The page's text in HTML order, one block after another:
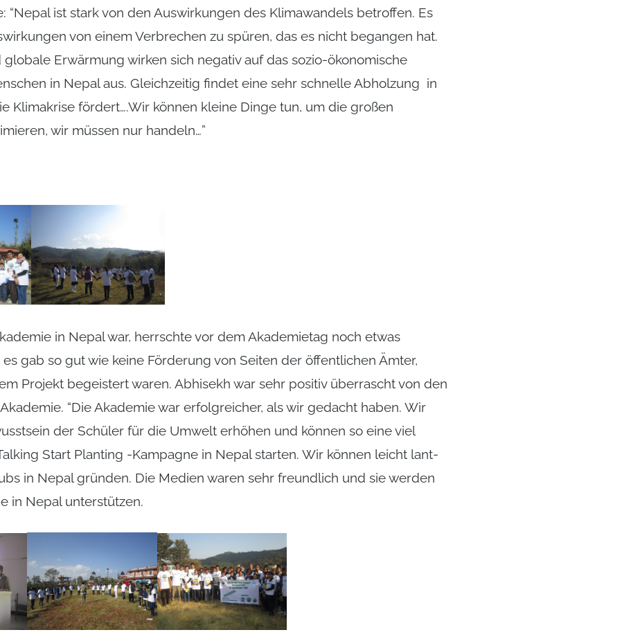
“Nepal ist stark von den Auswirkungen des Klimawandels betroffen. Es
von einem Verbrechen zu spüren, das es nicht begangen hat.
Erwärmung wirken sich negativ auf das sozio-ökonomische
in Nepal aus. Gleichzeitig findet eine sehr schnelle Abholzung in
Klimakrise fördert….Wir können kleine Dinge tun, um die großen
wir müssen nur handeln…”
in Nepal war, herrschte vor dem Akademietag noch etwas
gab so gut wie keine Förderung von Seiten der öffentlichen Ämter,
Projekt begeistert waren. Abhisekh war sehr positiv überrascht von den
“Die Akademie war erfolgreicher, als wir gedacht haben. Wir
der Schüler für die Umwelt erhöhen und können so eine viel
Start Planting -Kampagne in Nepal starten. Wir können leicht lant-
in Nepal gründen. Die Medien waren sehr freundlich und sie werden
in Nepal unterstützen.